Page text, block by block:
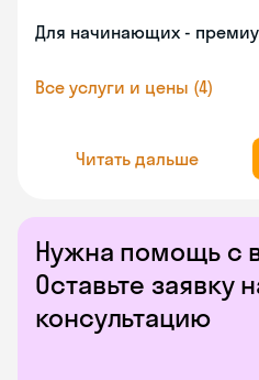
Нужна помощь с
Оставьте заявку
консультацию
Для начинающих -
Все услуги и цены (4)
Читать дальше